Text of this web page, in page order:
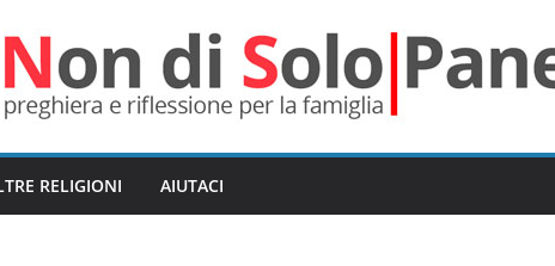
RELIGIONI AIUTACI